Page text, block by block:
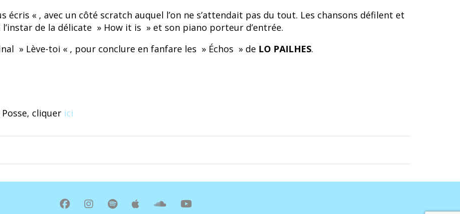
écris « , avec un côté scratch auquel l’on ne s’attendait pas du tout. Les chansons défilent et
de la délicate » How it is » et son piano porteur d’entrée.
» Lève-toi « , pour conclure en fanfare les » Échos » de LO PAILHES.
cliquer ici